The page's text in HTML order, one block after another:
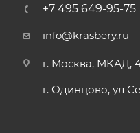
+7 495 649-95-75
info@krasbery.ru
г. Москва, МКАД,
г. Одинцово, ул